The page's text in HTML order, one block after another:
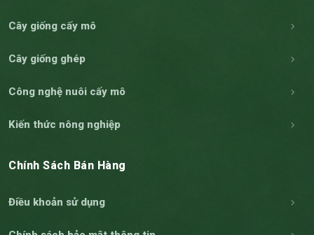
Cây giống cấy mô
Cây giống ghép
Công nghệ nuôi cấy mô
Kiến thức nông nghiệp
Chính Sách Bán Hàng
Điều khoản sử dụng